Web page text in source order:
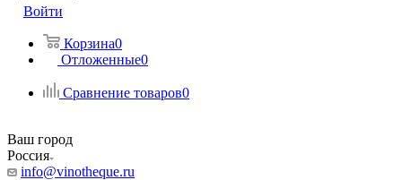
Войти
Корзина0
Отложенные0
Сравнение товаров0
Ваш город
Россия
info@vinotheque.ru